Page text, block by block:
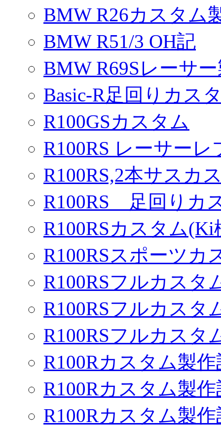
BMW R26カスタム
BMW R51/3 OH記
BMW R69Sレーサ
Basic-R足回りカス
R100GSカスタム
R100RS レーサー
R100RS,2本サスカ
R100RS 足回りカ
R100RSカスタム(Ki
R100RSスポーツカ
R100RSフルカスタ
R100RSフルカスタ
R100RSフルカスタ
R100Rカスタム製作
R100Rカスタム製作
R100Rカスタム製作